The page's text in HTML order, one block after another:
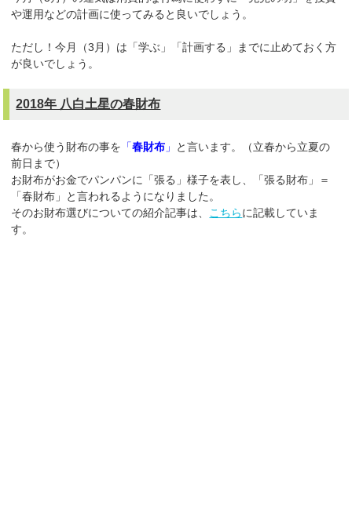
や運用などの計画に使ってみると良いでしょう。
ただし！今月（3月）は「学ぶ」「計画する」までに止めておく方
が良いでしょう。
2018年 八白土星の春財布
春から使う財布の事を 「春財布 」 と言います。（立春から立夏の
前日まで）
お財布がお金でパンパンに「張る」様子を表し、「張る財布」＝
「春財布」と言われるようになりました。
そのお財布選びについての紹介記事は、 こちらに記載していま
す。